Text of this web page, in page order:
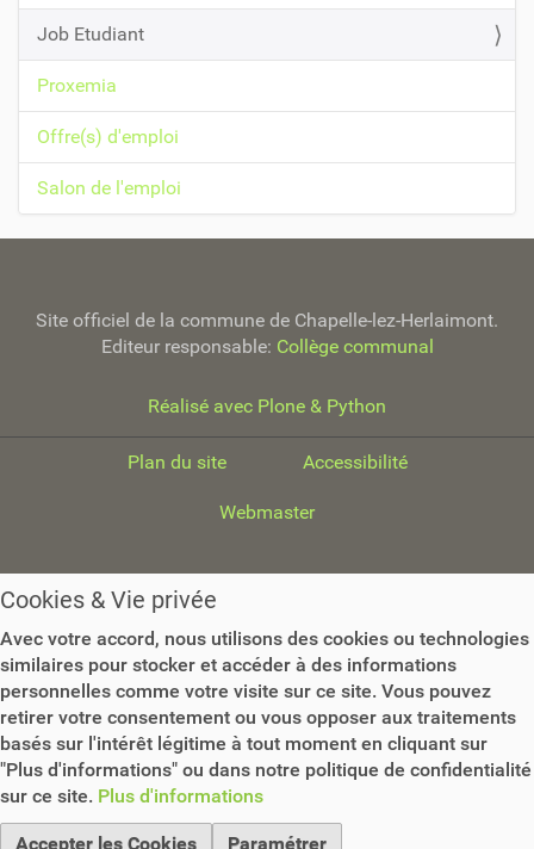
i
a
t
i
n
Job Etudiant
Proxemia
Offre(s) d'emploi
Salon de l'emploi
Site officiel de la commune de Chapelle-lez-Herlaimont.
Editeur responsable: Collège communal
Réalisé avec Plone & Python
Plan du site Accessibilité
Webmaster
Cookies & Vie privée
Avec votre accord, nous utilisons des cookies ou technologies
similaires pour stocker et accéder à des informations
personnelles comme votre visite sur ce site. Vous pouvez
retirer votre consentement ou vous opposer aux traitements
basés sur l'intérêt légitime à tout moment en cliquant sur
"Plus d'informations" ou dans notre politique de confidentialité
sur ce site. Plus d'informations
Accepter les Cookies Paramétrer